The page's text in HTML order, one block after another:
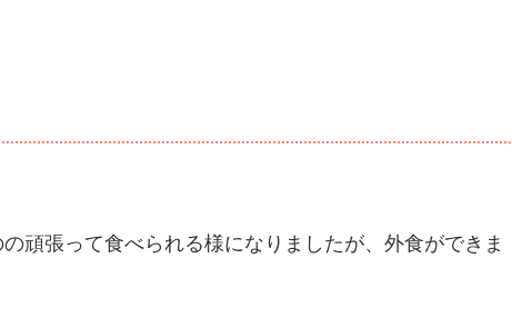
頑張って食べられる様になりましたが、外食ができま